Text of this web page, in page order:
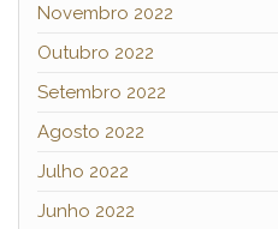
Novembro 2022
Outubro 2022
Setembro 2022
Agosto 2022
Julho 2022
Junho 2022